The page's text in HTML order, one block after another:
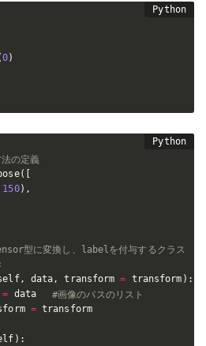
0)
の定義
(
150) ,
型に変換し、labelを付与するクラス
, data, transform = transform ) :
= data
#画像のパスのリスト
= transform
) :